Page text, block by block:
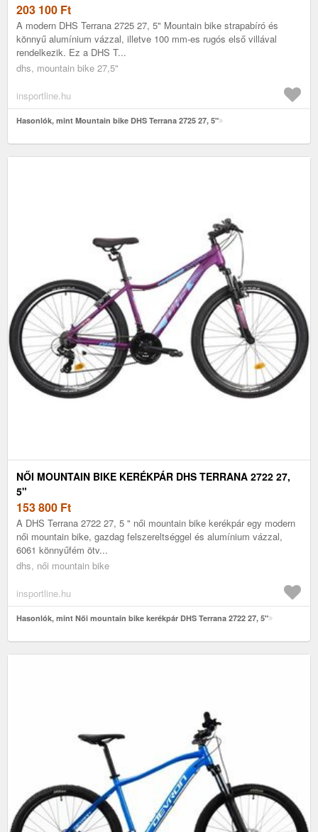
203 100 Ft
A modern DHS Terrana 2725 27, 5" Mountain bike strapabíró és
könnyű alumínium vázzal, illetve 100 mm-es rugós első villával
rendelkezik. Ez a DHS T...
dhs, mountain bike 27,5"
insportline.hu
Hasonlók, mint Mountain bike DHS Terrana 2725 27, 5"
NŐI MOUNTAIN BIKE KERÉKPÁR DHS TERRANA 2722 27,
5"
153 800 Ft
A DHS Terrana 2722 27, 5 " női mountain bike kerékpár egy modern
női mountain bike, gazdag felszereltséggel és alumínium vázzal,
6061 könnyűfém ötv...
dhs, női mountain bike
insportline.hu
Hasonlók, mint Női mountain bike kerékpár DHS Terrana 2722 27, 5"